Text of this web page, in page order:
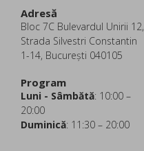
Adresă
Bloc 7C Bulevardul Unirii 12,
Strada Silvestri Constantin
1-14, București 040105
Program
Luni - Sâmbătă: 10:00 –
20:00
Duminică: 11:30 – 20:00